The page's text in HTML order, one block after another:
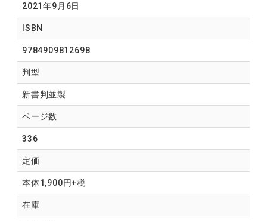
2021年9月6日
ISBN
9784909812698
判型
新書判並製
ページ数
336
定価
本体1,900円+税
在庫